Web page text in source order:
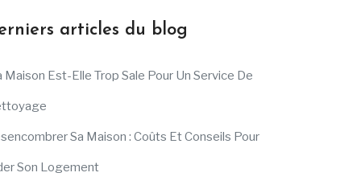
articles du blog
Maison Est-Elle Trop Sale Pour Un Service De
Sa Maison : Coûts Et Conseils Pour
Son Logement